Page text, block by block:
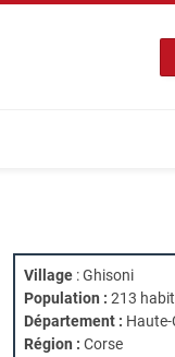
Village : Ghisoni
Population : 213
Département : Haute-
Région : Corse